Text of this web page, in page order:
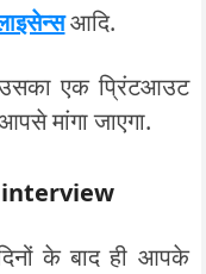
आदि.
एक प्रिंटआउट
मांगा जाएगा.
interview
के बाद ही आपके